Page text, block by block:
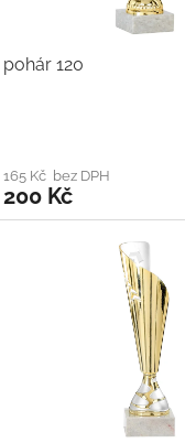
pohár 120
165 Kč bez DPH
200 Kč